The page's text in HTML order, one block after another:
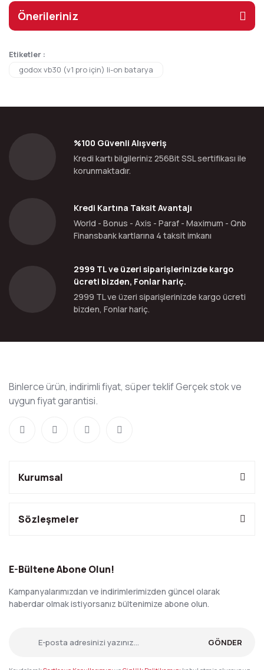
Önerileriniz
Etiketler :
godox vb30 (v1 pro için) li-on batarya
%100 Güvenli Alışveriş
Kredi kartı bilgileriniz 256Bit SSL sertifikası ile
korunmaktadır.
Kredi Kartına Taksit Avantajı
World - Bonus - Axis - Paraf - Maximum - Qnb
Finansbank kartlarına 4 taksit imkanı
2999 TL ve üzeri siparişlerinizde kargo
ücreti bizden, Fonlar hariç.
2999 TL ve üzeri siparişlerinizde kargo ücreti
bizden, Fonlar hariç.
Binlerce ürün, indirimli fiyat, süper teklif Gerçek stok ve
uygun fiyat garantisi.
Kurumsal
Sözleşmeler
E-Bültene Abone Olun!
Kampanyalarımızdan ve indirimlerimizden güncel olarak
haberdar olmak istiyorsanız bültenimize abone olun.
GÖNDER